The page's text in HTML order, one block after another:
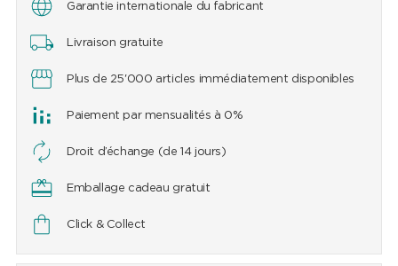
Garantie internationale du fabricant
Livraison gratuite
Plus de 25'000 articles immédiatement disponibles
Paiement par mensualités à 0%
Droit d’échange (de 14 jours)
Emballage cadeau gratuit
Click & Collect